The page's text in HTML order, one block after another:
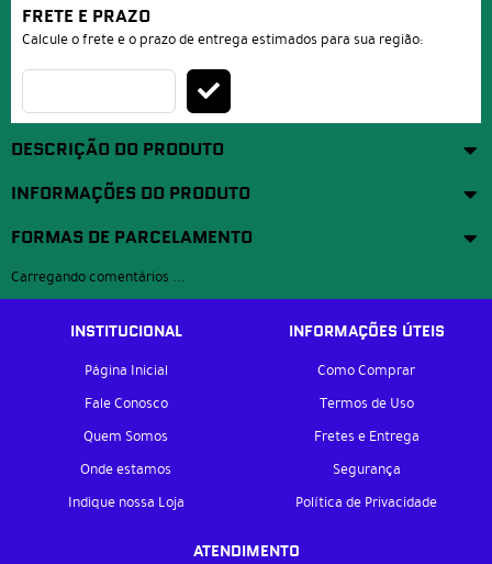
FRETE E PRAZO
Calcule o frete e o prazo de entrega estimados para sua região:
DESCRIÇÃO DO PRODUTO
INFORMAÇÕES DO PRODUTO
FORMAS DE PARCELAMENTO
Carregando comentários ...
INSTITUCIONAL
Página Inicial
Fale Conosco
Quem Somos
Onde estamos
Indique nossa Loja
INFORMAÇÕES ÚTEIS
Como Comprar
Termos de Uso
Fretes e Entrega
Segurança
Política de Privacidade
ATENDIMENTO